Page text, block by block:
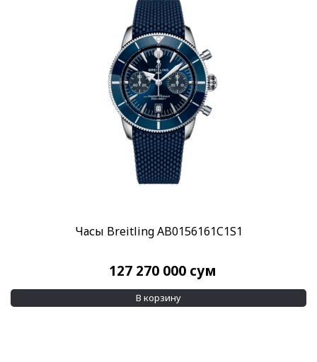
Часы Breitling AB0156161C1S1
127 270 000 сум
В корзину